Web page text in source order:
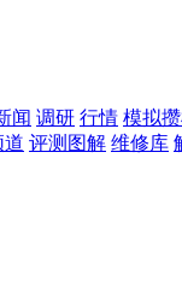
闻 调研 行情 模拟
道 评测图解 维修库